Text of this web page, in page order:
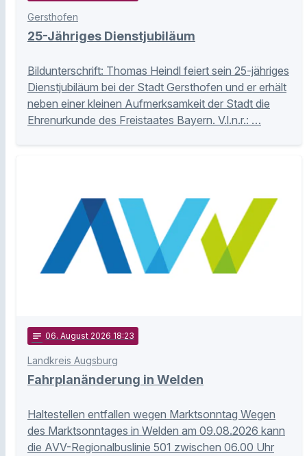
Gersthofen
25-Jähriges Dienstjubiläum
Bildunterschrift: Thomas Heindl feiert sein 25-jähriges
Dienstjubiläum bei der Stadt Gersthofen und er erhält
neben einer kleinen Aufmerksamkeit der Stadt die
Ehrenurkunde des Freistaates Bayern. V.l.n.r.: …
notes 06. August 2026 18:23
Landkreis Augsburg
Fahrplanänderung in Welden
Haltestellen entfallen wegen Marktsonntag Wegen
des Marktsonntages in Welden am 09.08.2026 kann
die AVV-Regionalbuslinie 501 zwischen 06.00 Uhr